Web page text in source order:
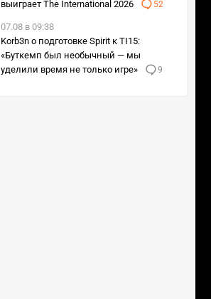
выиграет The International 2026
52
07.08 в 09:38
Korb3n о подготовке Spirit к TI15:
«Буткемп был необычный — мы
уделили время не только игре»
9